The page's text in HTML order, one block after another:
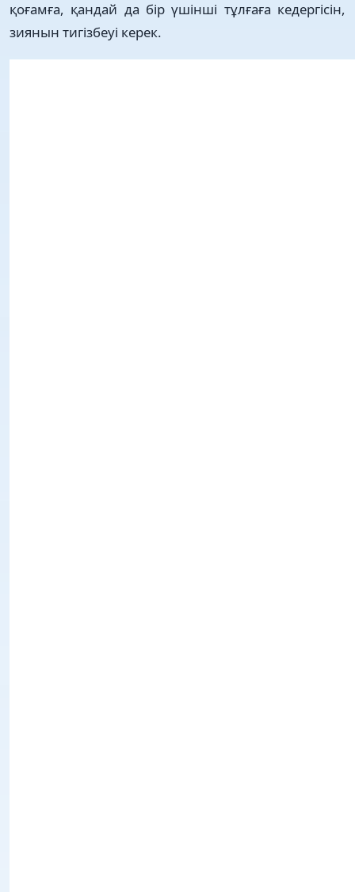
қоғамға, қандай да бір үшінші тұлғаға кедергісін,
зиянын тигізбеуі керек.